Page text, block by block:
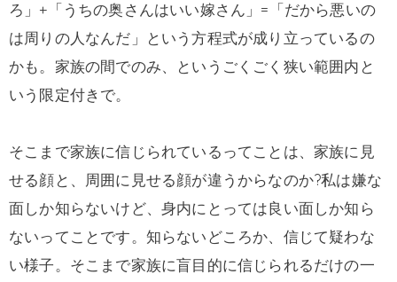
ろ」+「うちの奥さんはいい嫁さん」=「だから悪いの
は周りの人なんだ」という方程式が成り立っているの
かも。家族の間でのみ、というごくごく狭い範囲内と
いう限定付きで。
そこまで家族に信じられているってことは、家族に見
せる顔と、周囲に見せる顔が違うからなのか?私は嫌な
面しか知らないけど、身内にとっては良い面しか知ら
ないってことです。知らないどころか、信じて疑わな
い様子。そこまで家族に盲目的に信じられるだけの一